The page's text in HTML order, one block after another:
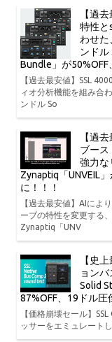
【過
特性と
わせ
ンドル
Bundle」が50%OFF
【過去最安値】SSL
ィオ分析機能を組み合
ンドル So
【過
ブース
強力な
Zynaptiq「UNVEIL
に！！！
【過去最安値】AIによ
ーブの特性を変更する
Zynaptiq「UNV
【史
ョン
Solid
87%OFF、19ドル圧
【価格崩壊セール】
ッサーをエミュレート